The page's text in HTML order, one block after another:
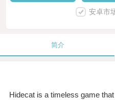
安卓市
简介
Hidecat is a timeless game